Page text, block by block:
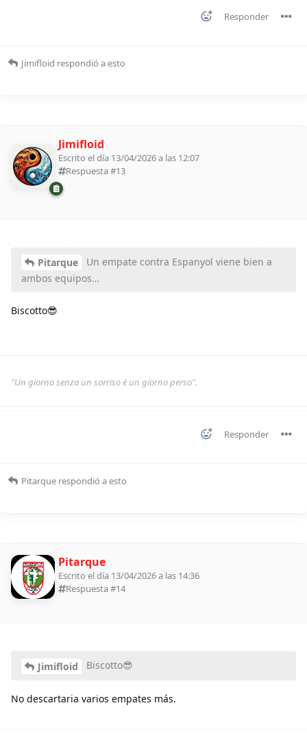
Responder
Jimifloid respondió a esto
Jimifloid
Escrito el día 13/04/2026 a las 12:07
Respuesta #13
Pitarque
Un empate contra Espanyol viene bien a
ambos equipos…
Biscotto😎
"Un giorno senza un sorriso è un giorno perso".
Responder
Pitarque respondió a esto
Pitarque
Escrito el día 13/04/2026 a las 14:36
Respuesta #14
Jimifloid Biscotto😎
No descartaria varios empates más.